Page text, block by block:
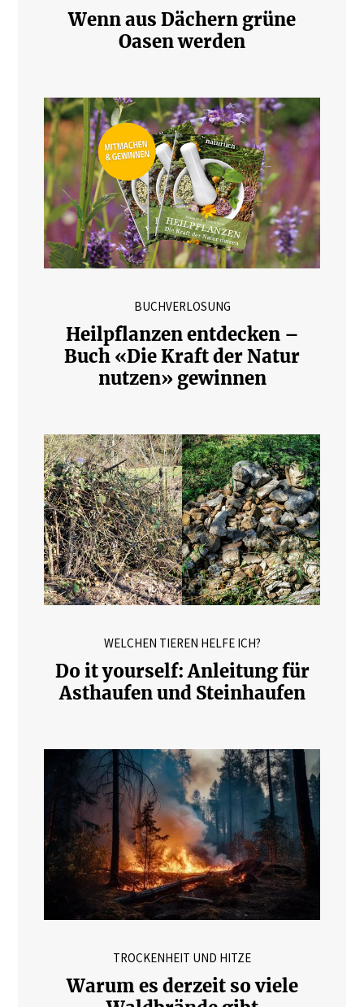
Wenn aus Dächern grüne
Oasen werden
BUCHVERLOSUNG
Heilpflanzen entdecken –
Buch «Die Kraft der Natur
nutzen» gewinnen
WELCHEN TIEREN HELFE ICH?
Do it yourself: Anleitung für
Asthaufen und Steinhaufen
TROCKENHEIT UND HITZE
Warum es derzeit so viele